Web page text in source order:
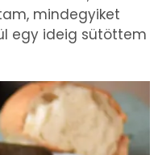
mindegyiket
egy ideig sütöttem